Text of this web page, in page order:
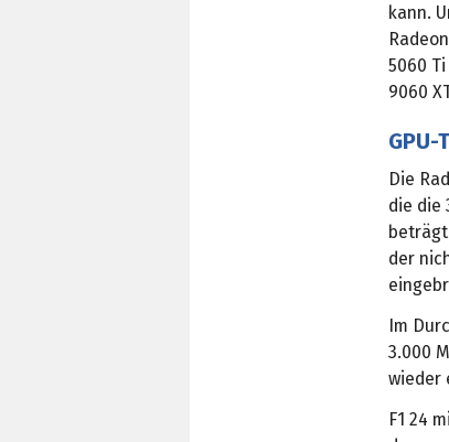
kann.
5060
9060
Die
die die
der
Im
3.000
wieder
F1 24